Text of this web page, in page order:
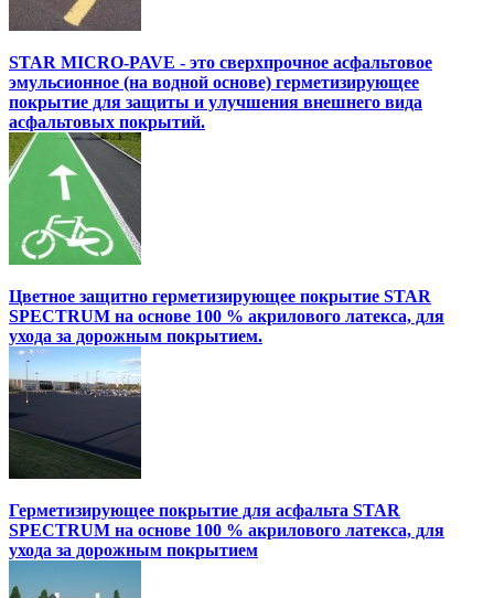
STAR MICRO-PAVE - это сверхпрочное асфальтовое
эмульсионное (на водной основе) герметизирующее
покрытие для защиты и улучшения внешнего вида
асфальтовых покрытий.
Цветное защитно герметизирующее покрытие STAR
SPECTRUM на основе 100 % акрилового латекса, для
ухода за дорожным покрытием.
Герметизирующее покрытие для асфальта STAR
SPECTRUM на основе 100 % акрилового латекса, для
ухода за дорожным покрытием